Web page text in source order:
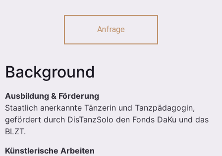
Anfrage
Background
Ausbildung & Förderung
Staatlich anerkannte Tänzerin und Tanzpädagogin,
gefördert durch DisTanzSolo den Fonds DaKu und das
BLZT.
Künstlerische Arbeiten